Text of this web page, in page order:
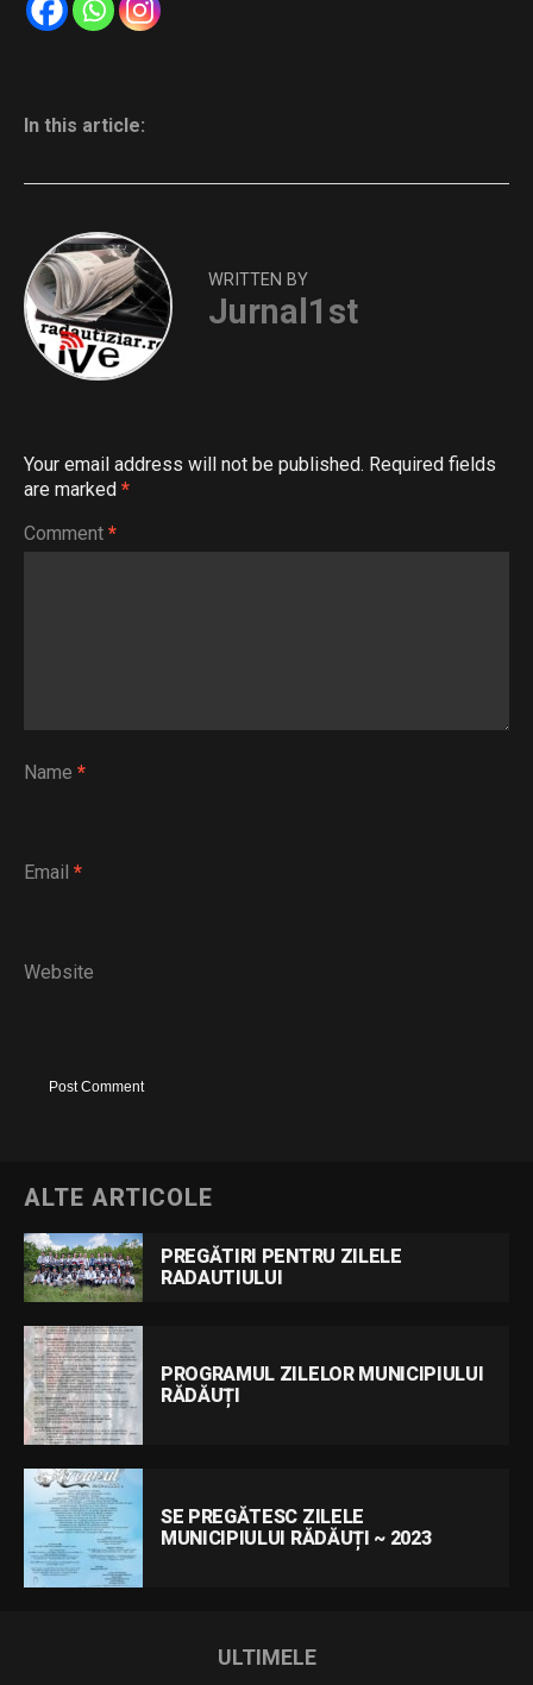
In this article:
WRITTEN BY
Jurnal1st
Your email address will not be published. Required fields
are marked *
Comment *
Name *
Email *
Website
ALTE ARTICOLE
PREGĂTIRI PENTRU ZILELE
RADAUTIULUI
PROGRAMUL ZILELOR MUNICIPIULUI
RĂDĂUȚI
SE PREGĂTESC ZILELE
MUNICIPIULUI RĂDĂUȚI ~ 2023
ULTIMELE